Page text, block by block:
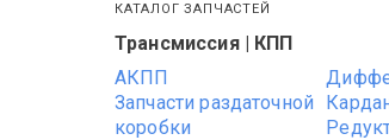
КАТАЛОГ ЗАПЧАСТЕЙ
Трансмиссия | КПП
АКПП
Запчасти раздаточной
коробки
2019